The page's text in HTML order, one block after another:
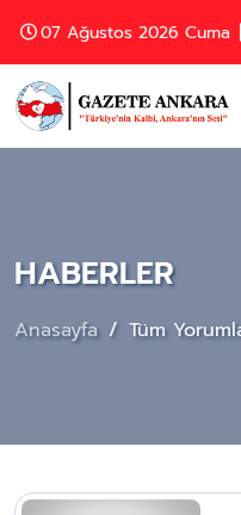
07 Ağustos 2026 Cuma
HABERLER
Anasayfa Tüm